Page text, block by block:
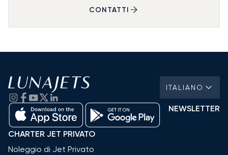
CONTATTI
ITALIANO
NEWSLETTER
CHARTER JET PRIVATO
Noleggio di Jet Privato